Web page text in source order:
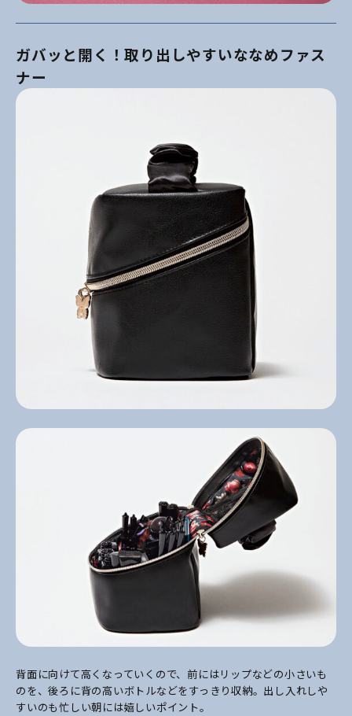
ガバッと開く！取り出しやすいななめファス
ナー
背面に向けて高くなっていくので、前にはリップなどの小さいも
のを、後ろに背の高いボトルなどをすっきり収納。出し入れしや
すいのも忙しい朝には嬉しいポイント。